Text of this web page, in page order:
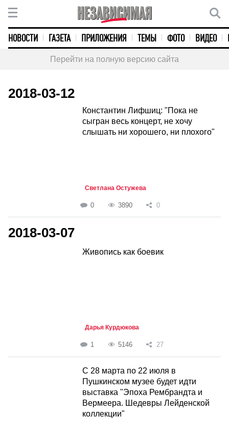
НОВОСТИ ГАЗЕТА ПРИЛОЖЕНИЯ ТЕМЫ ФОТО ВИДЕО
Перейти на полную версию сайта
2018-03-12
Константин Лифшиц: "Пока не
сыгран весь концерт, не хочу
слышать ни хорошего, ни плохого"
Светлана Остужева
0 3890 0
2018-03-07
Живопись как боевик
Дарья Курдюкова
1 5146 27
С 28 марта по 22 июля в
Пушкинском музее будет идти
выставка "Эпоха Рембрандта и
Вермеера. Шедевры Лейденской
коллекции"